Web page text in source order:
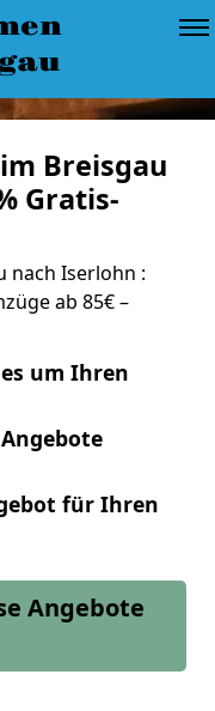
Breisgau
Gratis-
nach Iserlohn :
ab 85€ –
um Ihren
für Ihren
Angebote